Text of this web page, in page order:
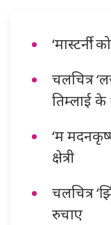
‘मास्टर्नी’
चलचित्र
तिम्लाई के
‘म
क्षेत्री
चलचित्र
रुचाए